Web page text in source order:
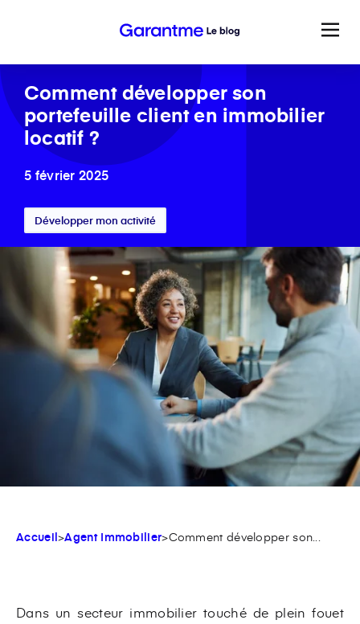
Comment développer son
portefeuille client en immobilier
locatif ?
5 février 2025
Développer mon activité
Accueil>Agent Immobilier>Comment développer son...
Dans un secteur immobilier touché de plein fouet